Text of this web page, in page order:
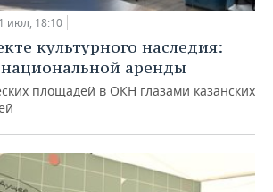
июл, 18:10
культурного наследия:
аренды
площадей в ОКН глазами казанских